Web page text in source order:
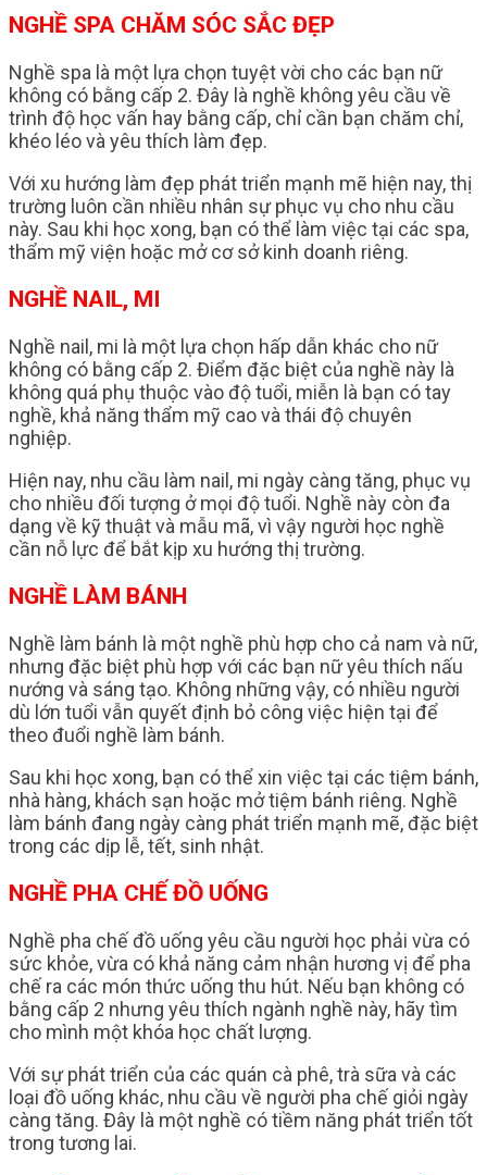
NGHỀ SPA CHĂM SÓC SẮC ĐẸP
Nghề spa là một lựa chọn tuyệt vời cho các bạn nữ
không có bằng cấp 2. Đây là nghề không yêu cầu về
trình độ học vấn hay bằng cấp, chỉ cần bạn chăm chỉ,
khéo léo và yêu thích làm đẹp.
Với xu hướng làm đẹp phát triển mạnh mẽ hiện nay, thị
trường luôn cần nhiều nhân sự phục vụ cho nhu cầu
này. Sau khi học xong, bạn có thể làm việc tại các spa,
thẩm mỹ viện hoặc mở cơ sở kinh doanh riêng.
NGHỀ NAIL, MI
Nghề nail, mi là một lựa chọn hấp dẫn khác cho nữ
không có bằng cấp 2. Điểm đặc biệt của nghề này là
không quá phụ thuộc vào độ tuổi, miễn là bạn có tay
nghề, khả năng thẩm mỹ cao và thái độ chuyên
nghiệp.
Hiện nay, nhu cầu làm nail, mi ngày càng tăng, phục vụ
cho nhiều đối tượng ở mọi độ tuổi. Nghề này còn đa
dạng về kỹ thuật và mẫu mã, vì vậy người học nghề
cần nỗ lực để bắt kịp xu hướng thị trường.
NGHỀ LÀM BÁNH
Nghề làm bánh là một nghề phù hợp cho cả nam và nữ,
nhưng đặc biệt phù hợp với các bạn nữ yêu thích nấu
nướng và sáng tạo. Không những vậy, có nhiều người
dù lớn tuổi vẫn quyết định bỏ công việc hiện tại để
theo đuổi nghề làm bánh.
Sau khi học xong, bạn có thể xin việc tại các tiệm bánh,
nhà hàng, khách sạn hoặc mở tiệm bánh riêng. Nghề
làm bánh đang ngày càng phát triển mạnh mẽ, đặc biệt
trong các dịp lễ, tết, sinh nhật.
NGHỀ PHA CHẾ ĐỒ UỐNG
Nghề pha chế đồ uống yêu cầu người học phải vừa có
sức khỏe, vừa có khả năng cảm nhận hương vị để pha
chế ra các món thức uống thu hút. Nếu bạn không có
bằng cấp 2 nhưng yêu thích ngành nghề này, hãy tìm
cho mình một khóa học chất lượng.
Với sự phát triển của các quán cà phê, trà sữa và các
loại đồ uống khác, nhu cầu về người pha chế giỏi ngày
càng tăng. Đây là một nghề có tiềm năng phát triển tốt
trong tương lai.